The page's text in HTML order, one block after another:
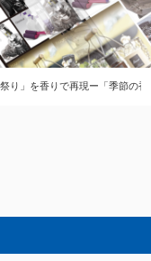
祭り」を香りで再現ー「季節の